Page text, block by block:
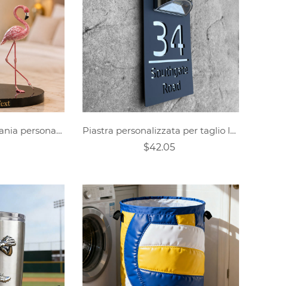
Decorazione da scrivania personalizzata a tema fenicottero, fotorealistica.
Piastra personalizzata per taglio laser a luce solare
$42.05